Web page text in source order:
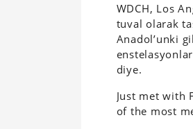
WDCH, Los
tuval olarak
Anadol’unki
diye.
Just met with
of the most